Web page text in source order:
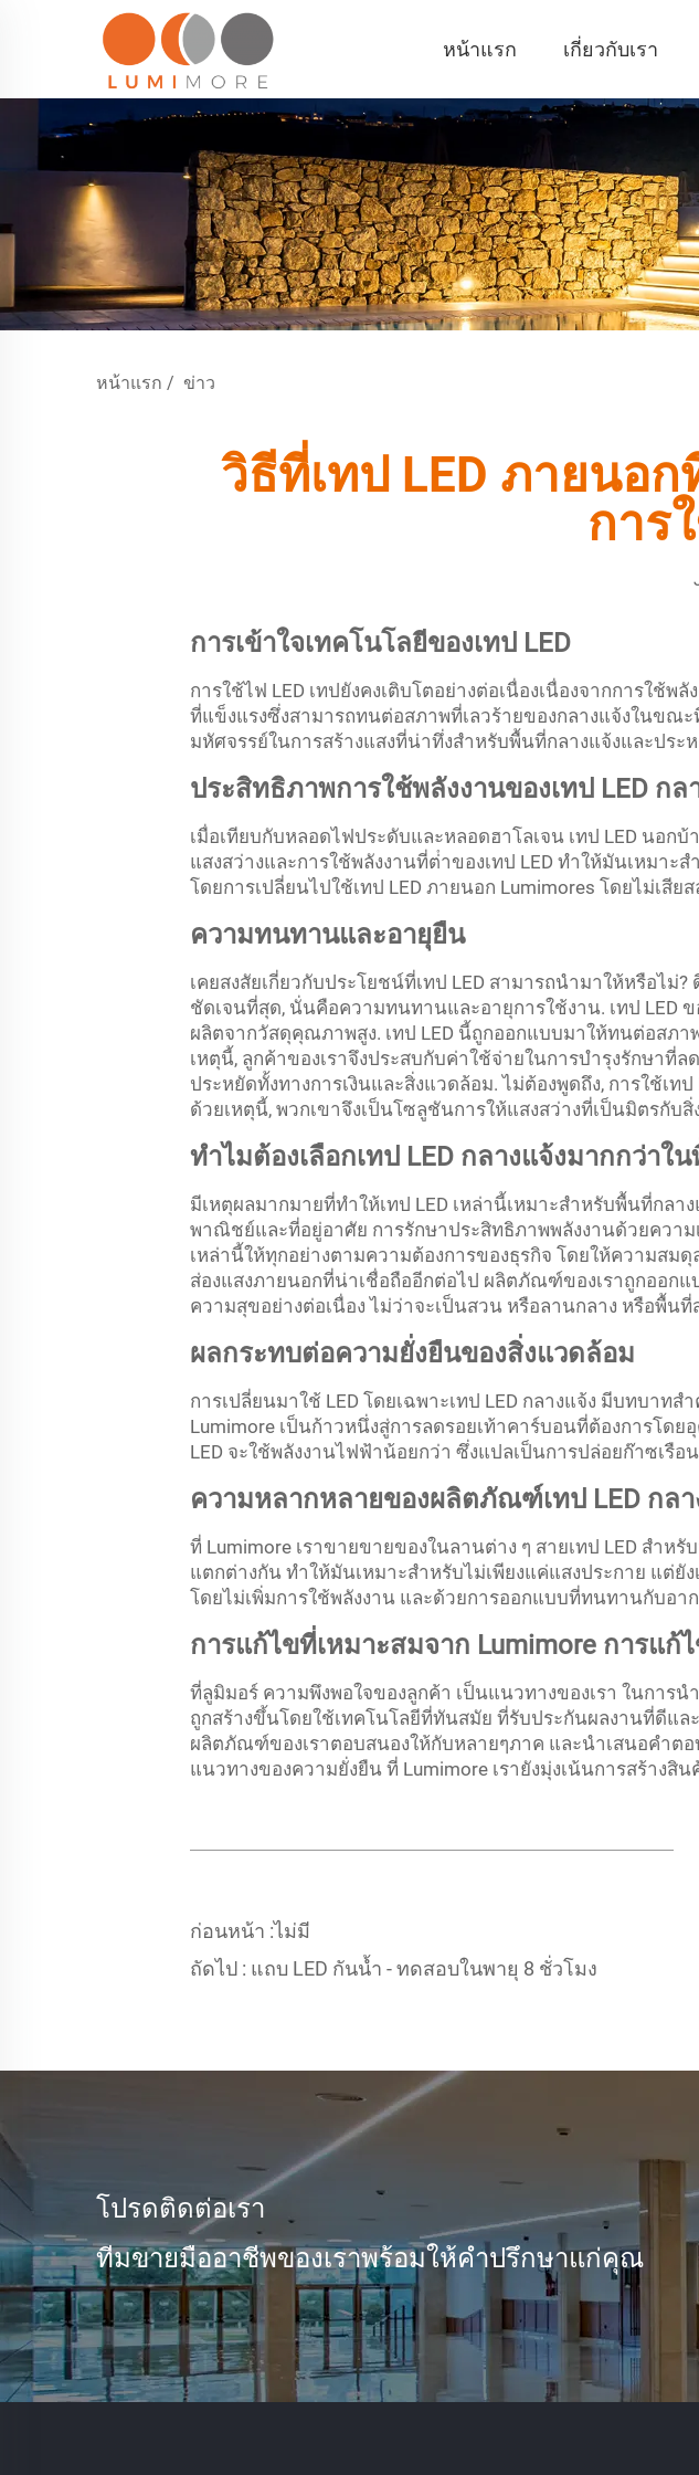
หน้าแรก เกี่ยวกับเรา
หน้าแรก / ข่าว
วิธีที่เทป LED ภายนอ
การ
การเข้าใจเทคโนโลยีของเทป LED
การใช้ไฟ LED เทปยังคงเติบโตอย่างต่อเนื่องเนื่องจากการใ
ที่แข็งแรงซึ่งสามารถทนต่อสภาพที่เลวร้ายของกลางแจ้งในขณ
มหัศจรรย์ในการสร้างแสงที่น่าทึ่งสำหรับพื้นที่กลางแจ้งและประ
ประสิทธิภาพการใช้พลังงานของเทป LED กล
เมื่อเทียบกับหลอดไฟประดับและหลอดฮาโลเจน เทป LED นอ
แสงสว่างและการใช้พลังงานที่ต่ําของเทป LED ทําให้มันเหมา
โดยการเปลี่ยนไปใช้เทป LED ภายนอก Lumimores โดยไม่เสี
ความทนทานและอายุยืน
เคยสงสัยเกี่ยวกับประโยชน์ที่เทป LED สามารถนำมาให้หรือไม่
ชัดเจนที่สุด, นั่นคือความทนทานและอายุการใช้งาน. เทป LED
ผลิตจากวัสดุคุณภาพสูง. เทป LED นี้ถูกออกแบบมาให้ทนต่อสภ
เหตุนี้, ลูกค้าของเราจึงประสบกับค่าใช้จ่ายในการบำรุงรักษาที่
ประหยัดทั้งทางการเงินและสิ่งแวดล้อม. ไม่ต้องพูดถึง, การใช้เ
ด้วยเหตุนี้, พวกเขาจึงเป็นโซลูชันการให้แสงสว่างที่เป็นมิตรกับสิ่
ทำไมต้องเลือกเทป LED กลางแจ้งมากกว่าใ
มีเหตุผลมากมายที่ทําให้เทป LED เหล่านี้เหมาะสําหรับพื้นที่ก
พาณิชย์และที่อยู่อาศัย การรักษาประสิทธิภาพพลังงานด้วยความ
เหล่านี้ให้ทุกอย่างตามความต้องการของธุรกิจ โดยให้ความส
ส่องแสงภายนอกที่น่าเชื่อถืออีกต่อไป ผลิตภัณฑ์ของเราถูกออก
ความสุขอย่างต่อเนื่อง ไม่ว่าจะเป็นสวน หรือลานกลาง หรือพื้น
ผลกระทบต่อความยั่งยืนของสิ่งแวดล้อม
การเปลี่ยนมาใช้ LED โดยเฉพาะเทป LED กลางแจ้ง มีบทบาท
Lumimore เป็นก้าวหนึ่งสู่การลดรอยเท้าคาร์บอนที่ต้องการโด
LED จะใช้พลังงานไฟฟ้าน้อยกว่า ซึ่งแปลเป็นการปล่อยก๊าซเ
ความหลากหลายของผลิตภัณฑ์เทป LED กลา
ที่ Lumimore เราขายขายของในลานต่าง ๆ สายเทป LED สําห
แตกต่างกัน ทําให้มันเหมาะสําหรับไม่เพียงแค่แสงประกาย แต่
โดยไม่เพิ่มการใช้พลังงาน และด้วยการออกแบบที่ทนทานกับอา
การแก้ไขที่เหมาะสมจาก Lumimore การแก้
ที่ลูมิมอร์ ความพึงพอใจของลูกค้า เป็นแนวทางของเรา ในการ
ถูกสร้างขึ้นโดยใช้เทคโนโลยีที่ทันสมัย ที่รับประกันผลงานที่ดีแ
ผลิตภัณฑ์ของเราตอบสนองให้กับหลายๆภาค และนําเสนอคําต
แนวทางของความยั่งยืน ที่ Lumimore เรายังมุ่งเน้นการสร้าง
ก่อนหน้า :ไม่มี
ถัดไป : แถบ LED กันน้ำ - ทดสอบในพายุ 8 ชั่วโมง
โปรดติดต่อเรา
ทีมขายมืออาชีพของเราพร้อมให้คำปรึกษาแก่คุณ